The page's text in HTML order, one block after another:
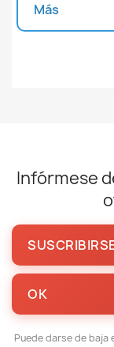
Más
Infórmese
Puede darse de baja